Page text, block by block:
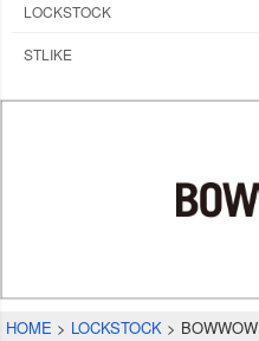
LOCKSTOCK
STLIKE
HOME LOCKSTOCK BOWWOW